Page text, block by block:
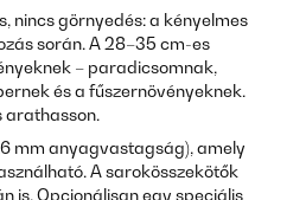
nincs görnyedés: a kényelmes
során. A 28–35 cm-es
– paradicsomnak,
és a fűszernövényeknek.
arathasson.
mm anyagvastagság), amely
A sarokösszekötők
is. Opcionálisan egy speciális